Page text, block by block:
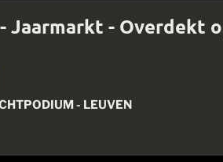
Jaarmarkt - Overdekt
- LEUVEN